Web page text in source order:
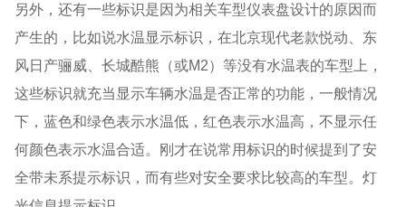
另外，还有一些标识是因为相关车型仪表盘设计的原因而
产生的，比如说水温显示标识，在北京现代老款悦动、东
风日产骊威、长城酷熊（或M2）等没有水温表的车型上，
这些标识就充当显示车辆水温是否正常的功能，一般情况
下，蓝色和绿色表示水温低，红色表示水温高，不显示任
何颜色表示水温合适。刚才在说常用标识的时候提到了安
全带未系提示标识，而有些对安全要求比较高的车型。灯